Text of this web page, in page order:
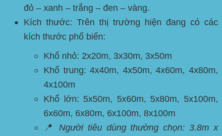
đỏ – xanh – trắng – đen – vàng.
Kích thước: Trên thị trường hiện đang có các
kích thước phổ biến:
Khổ nhỏ: 2x20m, 3x30m, 3x50m
Khổ trung: 4x40m, 4x50m, 4x60m, 4x80m,
4x100m
Khổ lớn: 5x50m, 5x60m, 5x80m, 5x100m,
6x60m, 6x80m, 6x100m, 8x100m
📍 Người tiêu dùng thường chọn: 3.8m x